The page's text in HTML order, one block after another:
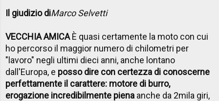
Il giudizio diMarco Selvetti
VECCHIA AMICAÈ quasi certamente la moto con cui
ho percorso il maggior numero di chilometri per
"lavoro" negli ultimi dieci anni, anche lontano
dall'Europa, e posso dire con certezza di conoscerne
perfettamente il carattere: motore di burro,
erogazione incredibilmente piena anche da 2mila giri,